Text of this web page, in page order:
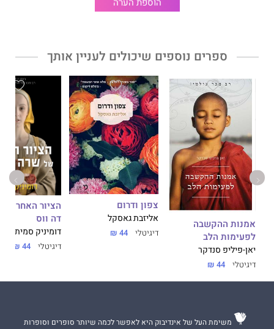
ספרים נוספים שיכולים לעניין אותך
אמנות ההקשבה
לפעימות הלב
יאן-פיליפ סנדקר
דיגיטלי 44 ₪
צפון ודרום
אליזבת גאסקל
דיגיטלי 44 ₪
הציור האחרון
דה ווס
דומיניק סמית
דיגיטלי 44 ₪
משימת העל של אינדיבוק היא לאפשר לכמה שיותר סופרים וסופרות